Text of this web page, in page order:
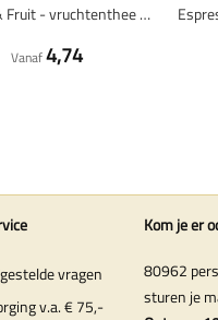
Hennep & Fruit - vruchtenthee 100 gram - Café du Jour losse thee
Vanaf4,74
vragen
v.a. € 75,-
Kom je er
80962
sturen je